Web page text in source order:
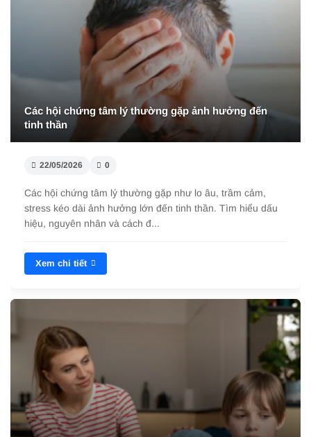
Dấu hiệu của bệnh trầm cảm ở tuổi 11 cha mẹ cần
hiểu rõ
22/05/2026 0
Nhận biết dấu hiệu của bệnh trầm cảm ở tuổi 11 qua thay
đổi cảm xúc, hành vi, học tập. Tìm hiểu nguyên nhân, tác
động và cách điều trị hi...
Xem chi tiết